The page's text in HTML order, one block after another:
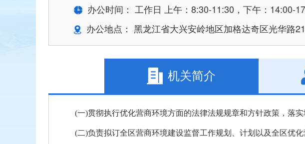
办公时间： 工作日 上午：8:30-11:30，下午：14:00-
办公地点： 黑龙江省大兴安岭地区加格达奇区光华路
机关简介
(一)贯彻执行优化营商环境方面的法律法规规章和方针政策，落
(二)负责拟订全区营商环境建设监督工作规划、计划以及全区优化